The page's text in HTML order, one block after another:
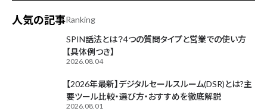
人気の記事Ranking
SPIN話法とは？4つの質問タイプと営業での使い方
【具体例つき】
2026.08.04
【2026年最新】デジタルセールスルーム(DSR)とは?主
要ツール比較・選び方・おすすめを徹底解説
2026.08.01